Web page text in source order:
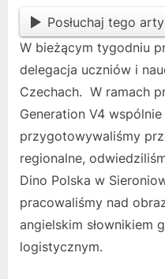
Posłuchaj tego
W bieżącym tygodniu
delegacja uczniów i
Czechach. W ramach
Generation V4
przygotowywaliśmy
regionalne,
Dino Polska w
pracowaliśmy nad
angielskim słownikiem
logistycznym.